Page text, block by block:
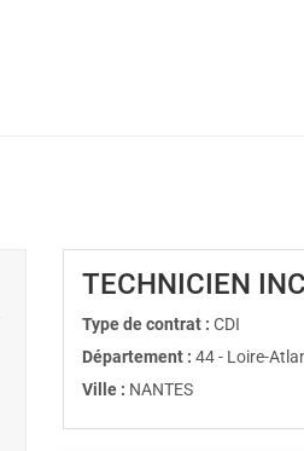
TECHNICIEN
Type de contrat : CDI
Département : 44 - Loire-
Ville : NANTES